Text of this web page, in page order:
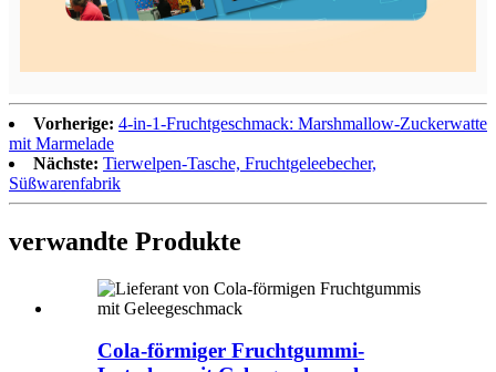
Vorherige: 4-in-1-Fruchtgeschmack: Marshmallow-Zuckerwatte
mit Marmelade
Nächste: Tierwelpen-Tasche, Fruchtgeleebecher,
Süßwarenfabrik
verwandte Produkte
Cola-förmiger Fruchtgummi-